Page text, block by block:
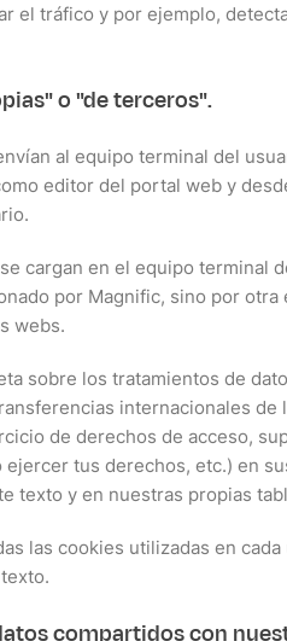
el tráfico y por ejemplo,
o "de terceros".
al equipo terminal del
editor del portal web y
cargan en el equipo terminal
por Magnific, sino por otra
webs.
sobre los tratamientos de
internacionales de
de derechos de acceso,
tus derechos, etc.) en
texto y en nuestras propias
las cookies utilizadas en
compartidos con